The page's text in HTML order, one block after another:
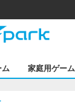
ム 家庭用ゲーム